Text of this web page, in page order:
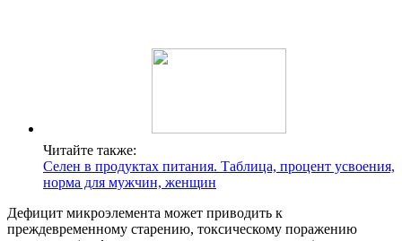
Читайте также:
Селен в продуктах питания. Таблица, процент усвоения,
норма для мужчин, женщин
Дефицит микроэлемента может приводить к
преждевременному старению, токсическому поражению